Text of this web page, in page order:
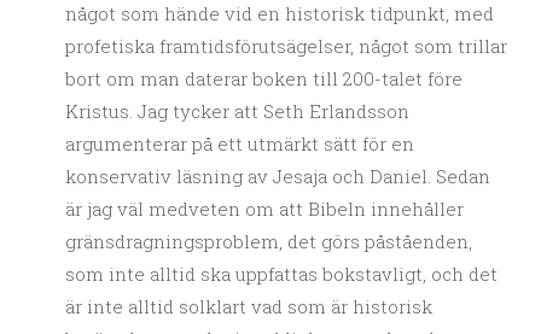
något som hände vid en historisk tidpunkt, med
profetiska framtidsförutsägelser, något som trillar
bort om man daterar boken till 200-talet före
Kristus. Jag tycker att Seth Erlandsson
argumenterar på ett utmärkt sätt för en
konservativ läsning av Jesaja och Daniel. Sedan
är jag väl medveten om att Bibeln innehåller
gränsdragningsproblem, det görs påståenden,
som inte alltid ska uppfattas bokstavligt, och det
är inte alltid solklart vad som är historisk